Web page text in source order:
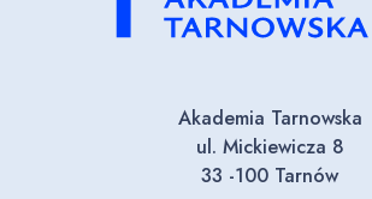
Akademia Tarnowska
ul. Mickiewicza 8
33 -100 Tarnów